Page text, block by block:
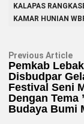
KALAPAS
KAMAR HUNIAN
Navigasi
pos
Previous Article
Pemkab
Disbudpar
Festival Seni
Dengan Tema
Budaya Bumi